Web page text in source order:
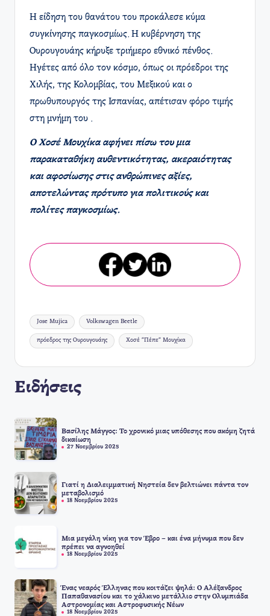
Η είδηση του θανάτου του προκάλεσε κύμα
συγκίνησης παγκοσμίως. Η κυβέρνηση της
Ουρουγουάης κήρυξε τριήμερο εθνικό πένθος.
Ηγέτες από όλο τον κόσμο, όπως οι πρόεδροι της
Χιλής, της Κολομβίας, του Μεξικού και ο
πρωθυπουργός της Ισπανίας, απέτισαν φόρο τιμής
στη μνήμη του .
Ο Χοσέ Μουχίκα αφήνει πίσω του μια
παρακαταθήκη αυθεντικότητας, ακεραιότητας
και αφοσίωσης στις ανθρώπινες αξίες,
αποτελώντας πρότυπο για πολιτικούς και
πολίτες παγκοσμίως.
Ετικέτες:
Jose Mujica Volkswagen Beetle
πρόεδρος της Ουρουγουάης Χοσέ "Πέπε" Μουχίκα
Ειδήσεις
Βασίλης Μάγγος: Το χρονικό μιας υπόθεσης που ακόμη ζητά
δικαίωση
27 Νοεμβρίου 2025
Γιατί η Διαλειμματική Νηστεία δεν βελτιώνει πάντα τον
μεταβολισμό
18 Νοεμβρίου 2025
Μια μεγάλη νίκη για τον Έβρο – και ένα μήνυμα που δεν
πρέπει να αγνοηθεί
18 Νοεμβρίου 2025
Ένας νεαρός Έλληνας που κοιτάζει ψηλά: Ο Αλέξανδρος
Παπαθανασίου και το χάλκινο μετάλλιο στην Ολυμπιάδα
Αστρονομίας και Αστροφυσικής Νέων
18 Νοεμβρίου 2025